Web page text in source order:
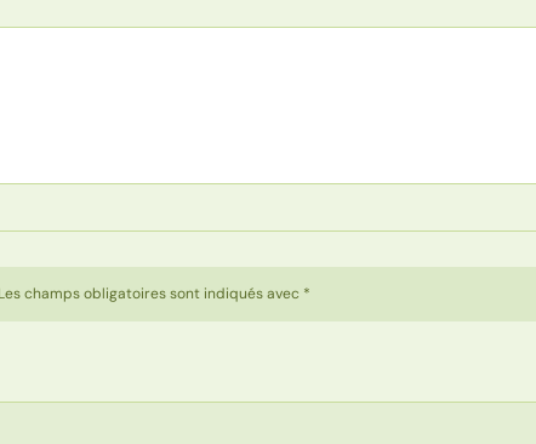
champs obligatoires sont indiqués avec *